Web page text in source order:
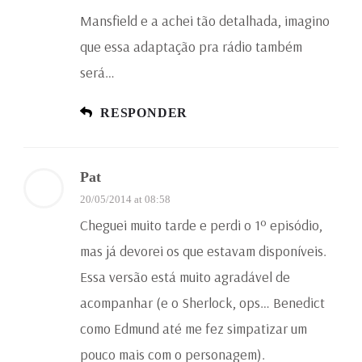
Mansfield e a achei tão detalhada, imagino
que essa adaptação pra rádio também
será…
RESPONDER
Pat
20/05/2014 at 08:58
Cheguei muito tarde e perdi o 1º episódio,
mas já devorei os que estavam disponíveis.
Essa versão está muito agradável de
acompanhar (e o Sherlock, ops… Benedict
como Edmund até me fez simpatizar um
pouco mais com o personagem).